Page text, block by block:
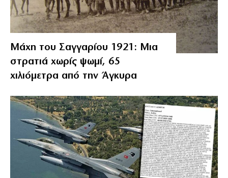
Μάχη του Σαγγαρίου 1921: Μια
στρατιά χωρίς ψωμί, 65
χιλιόμετρα από την Άγκυρα